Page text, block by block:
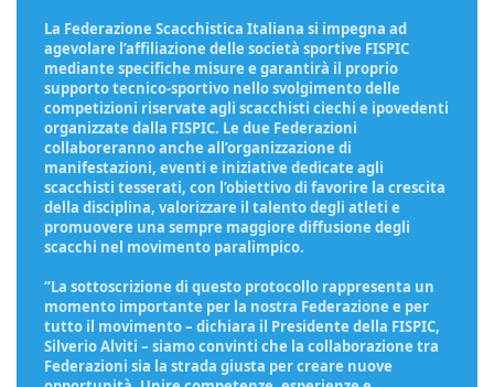
La Federazione Scacchistica Italiana si impegna ad
agevolare l’affiliazione delle società sportive FISPIC
mediante specifiche misure e garantirà il proprio
supporto tecnico-sportivo nello svolgimento delle
competizioni riservate agli scacchisti ciechi e ipovedenti
organizzate dalla FISPIC. Le due Federazioni
collaboreranno anche all’organizzazione di
manifestazioni, eventi e iniziative dedicate agli
scacchisti tesserati, con l’obiettivo di favorire la crescita
della disciplina, valorizzare il talento degli atleti e
promuovere una sempre maggiore diffusione degli
scacchi nel movimento paralimpico.
“La sottoscrizione di questo protocollo rappresenta un
momento importante per la nostra Federazione e per
tutto il movimento – dichiara il Presidente della FISPIC,
Silverio Alviti – siamo convinti che la collaborazione tra
Federazioni sia la strada giusta per creare nuove